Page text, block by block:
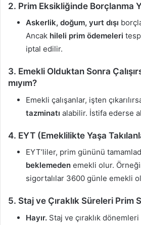
2. Prim Eksikliğinde Borçlanma
Askerlik, doğum, yurt dışı
Ancak hileli prim ödemeleri
iptal edilir.
3. Emekli Olduktan Sonra
mıyım?
Emekli çalışanlar, işten
tazminatı alabilir. İstifa ederse
4. EYT (Emeklilikte Yaşa
EYT’liler, prim gününü
beklemeden emekli olur.
sigortalılar 3600 günle emekli
5. Staj ve Çıraklık Süreleri Prim
Hayır. Staj ve çıraklık